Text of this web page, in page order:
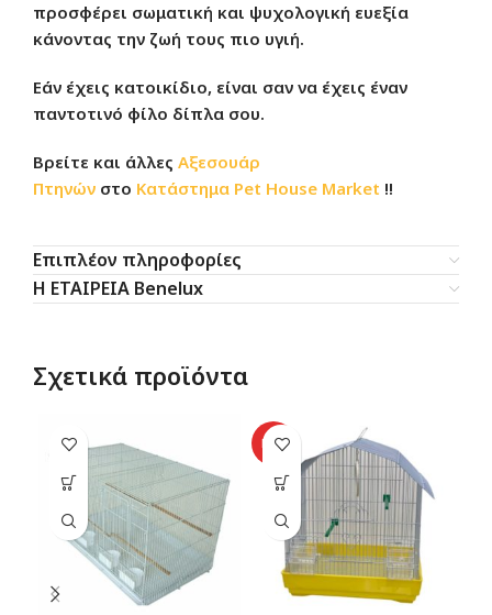
προσφέρει σωματική και ψυχολογική ευεξία
κάνοντας την ζωή τους πιο υγιή.
Εάν έχεις κατοικίδιο, είναι σαν να έχεις έναν
παντοτινό φίλο δίπλα σου.
Βρείτε και άλλες Αξεσουάρ
Πτηνών στο Κατάστημα Pet House Market !!
Επιπλέον πληροφορίες
Η ΕΤΑΙΡΕΙΑ Benelux
Σχετικά προϊόντα
HOT